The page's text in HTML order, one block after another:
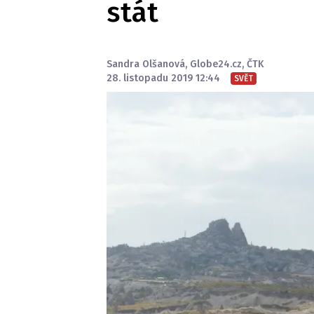
stát
Sandra Olšanová, Globe24.cz, ČTK
28. listopadu 2019 12:44
SVĚT